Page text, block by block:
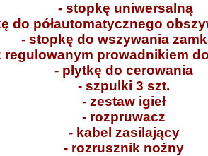
- stopkę uniwersalną
do półautomatycznego
- stopkę do wszywania
regulowanym prowadnikiem
- płytkę do cerowania
- szpulki 3 szt.
- zestaw igieł
- rozpruwacz
- kabel zasilający
- rozrusznik nożny